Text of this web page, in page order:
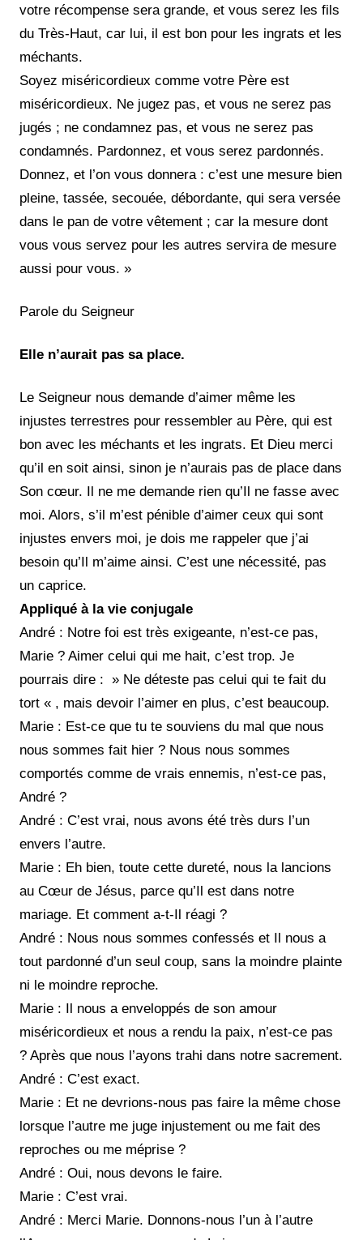
votre récompense sera grande, et vous serez les fils
du Très-Haut, car lui, il est bon pour les ingrats et les
méchants.
Soyez miséricordieux comme votre Père est
miséricordieux. Ne jugez pas, et vous ne serez pas
jugés ; ne condamnez pas, et vous ne serez pas
condamnés. Pardonnez, et vous serez pardonnés.
Donnez, et l’on vous donnera : c’est une mesure bien
pleine, tassée, secouée, débordante, qui sera versée
dans le pan de votre vêtement ; car la mesure dont
vous vous servez pour les autres servira de mesure
aussi pour vous. »
Parole du Seigneur
Elle n’aurait pas sa place.
Le Seigneur nous demande d’aimer même les
injustes terrestres pour ressembler au Père, qui est
bon avec les méchants et les ingrats. Et Dieu merci
qu’il en soit ainsi, sinon je n’aurais pas de place dans
Son cœur. Il ne me demande rien qu’Il ne fasse avec
moi. Alors, s’il m’est pénible d’aimer ceux qui sont
injustes envers moi, je dois me rappeler que j’ai
besoin qu’Il m’aime ainsi. C’est une nécessité, pas
un caprice.
Appliqué à la vie conjugale
André : Notre foi est très exigeante, n’est-ce pas,
Marie ? Aimer celui qui me hait, c’est trop. Je
pourrais dire : » Ne déteste pas celui qui te fait du
tort « , mais devoir l’aimer en plus, c’est beaucoup.
Marie : Est-ce que tu te souviens du mal que nous
nous sommes fait hier ? Nous nous sommes
comportés comme de vrais ennemis, n’est-ce pas,
André ?
André : C’est vrai, nous avons été très durs l’un
envers l’autre.
Marie : Eh bien, toute cette dureté, nous la lancions
au Cœur de Jésus, parce qu’Il est dans notre
mariage. Et comment a-t-Il réagi ?
André : Nous nous sommes confessés et Il nous a
tout pardonné d’un seul coup, sans la moindre plainte
ni le moindre reproche.
Marie : Il nous a enveloppés de son amour
miséricordieux et nous a rendu la paix, n’est-ce pas
? Après que nous l’ayons trahi dans notre sacrement.
André : C’est exact.
Marie : Et ne devrions-nous pas faire la même chose
lorsque l’autre me juge injustement ou me fait des
reproches ou me méprise ?
André : Oui, nous devons le faire.
Marie : C’est vrai.
André : Merci Marie. Donnons-nous l’un à l’autre